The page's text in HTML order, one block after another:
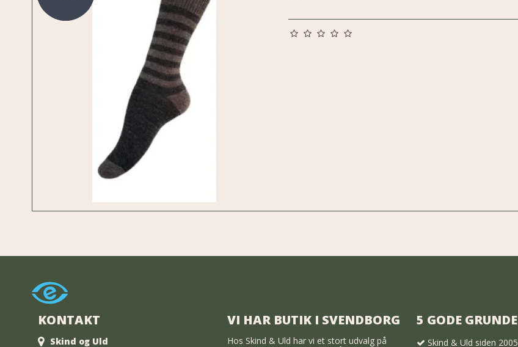
KONTAKT
Skind og Uld
VI HAR BUTIK I SVENDBORG
Hos Skind & Uld har vi et stort udvalg på
5 GODE GRUNDE
Skind & Uld siden 2005